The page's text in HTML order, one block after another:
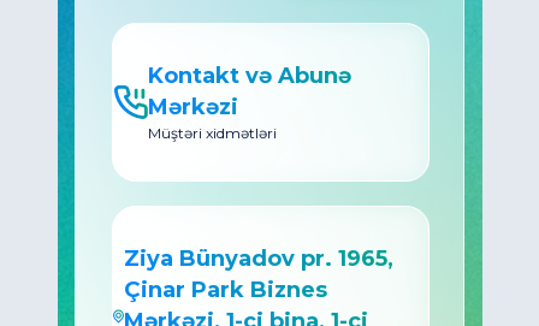
Kontakt və Abunə
Mərkəzi
Müştəri xidmətləri
Ziya Bünyadov pr. 1965,
Çinar Park Biznes